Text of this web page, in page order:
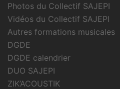
Photos du Collectif SAJEPI
Vidéos du Collectif SAJEPI
Autres formations musicales
DGDE
DGDE calendrier
DUO SAJEPI
ZIK’ACOUSTIK